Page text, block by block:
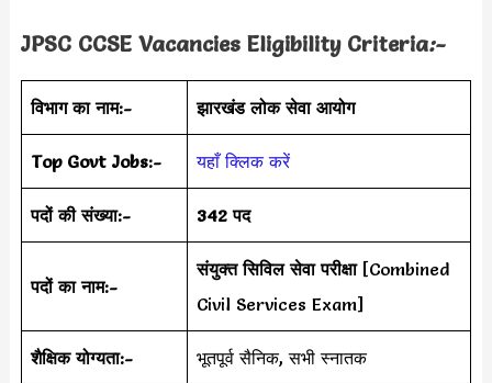
JPSC CCSE Vacancies Eligibility Criteria:-
विभाग का नाम:- झारखंड लोक सेवा आयोग
Top Govt Jobs:- यहाँ क्लिक करें
पदों की संख्या:- 342 पद
पदों का नाम:-
संयुक्त सिविल सेवा परीक्षा[Combined
Civil Services Exam]
शैक्षिक योग्यता:- भूतपूर्व सैनिक, सभी स्नातक